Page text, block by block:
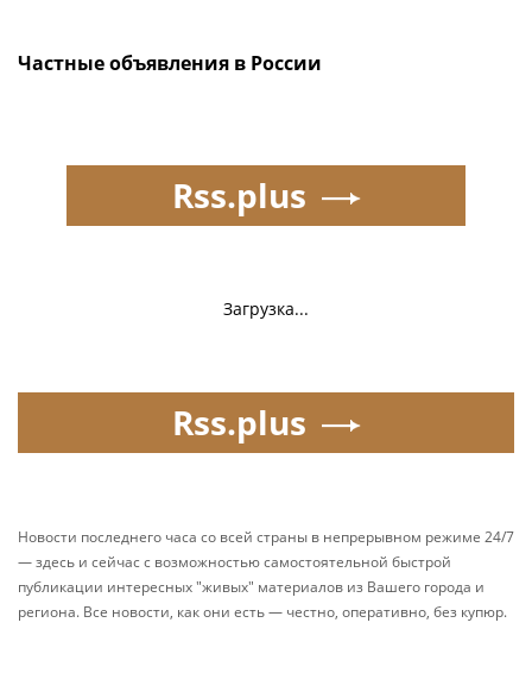
Частные объявления в России
Загрузка...
Rss.plus
Rss.plus
Новости последнего часа со всей страны в непрерывном режиме 24/7
— здесь и сейчас с возможностью самостоятельной быстрой
публикации интересных "живых" материалов из Вашего города и
региона. Все новости, как они есть — честно, оперативно, без купюр.